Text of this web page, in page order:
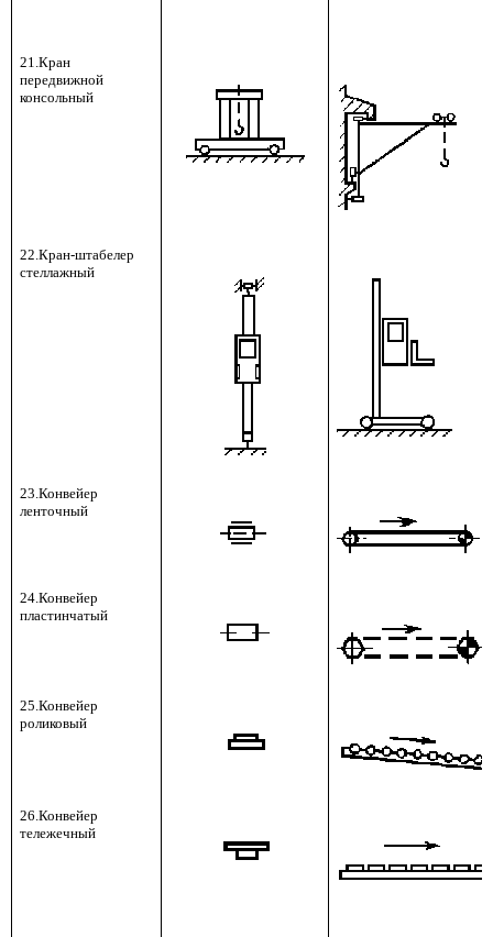
21.Кран
передвижной
консольный
22.Кран-штабелер
стеллажный
23.Конвейер
ленточный
24.Конвейер
пластинчатый
25.Конвейер
роликовый
26.Конвейер
тележечный